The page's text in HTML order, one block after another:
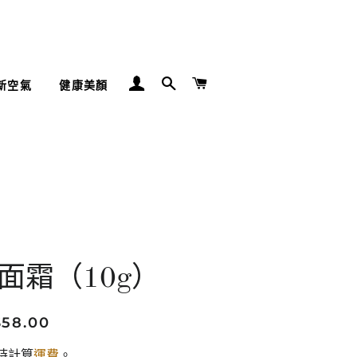
空氣 健康美顏 登入 搜尋
霜（10g）